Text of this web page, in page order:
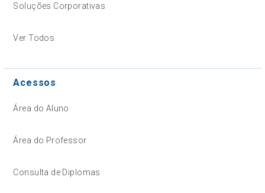
Soluções Corporativas
Ver Todos
Acessos
Área do Aluno
Área do Professor
Consulta de Diplomas